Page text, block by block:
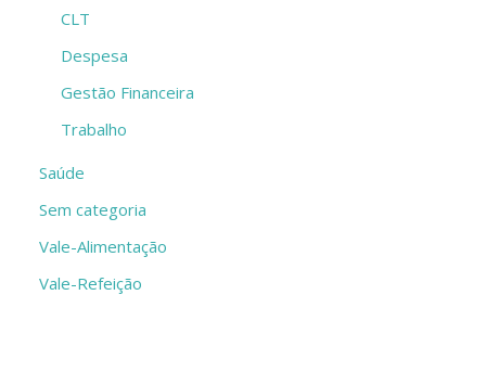
CLT
Despesa
Gestão Financeira
Trabalho
Saúde
Sem categoria
Vale-Alimentação
Vale-Refeição